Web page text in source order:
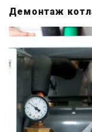
Демонтаж